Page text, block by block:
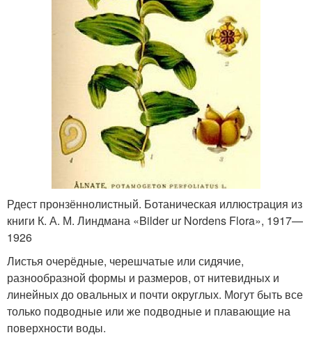
Рдест пронзённолистный. Ботаническая иллюстрация из
книги К. А. М. Линдмана «Bilder ur Nordens Flora», 1917—
1926
Листья очерёдные, черешчатые или сидячие,
разнообразной формы и размеров, от нитевидных и
линейных до овальных и почти округлых. Могут быть все
только подводные или же подводные и плавающие на
поверхности воды.